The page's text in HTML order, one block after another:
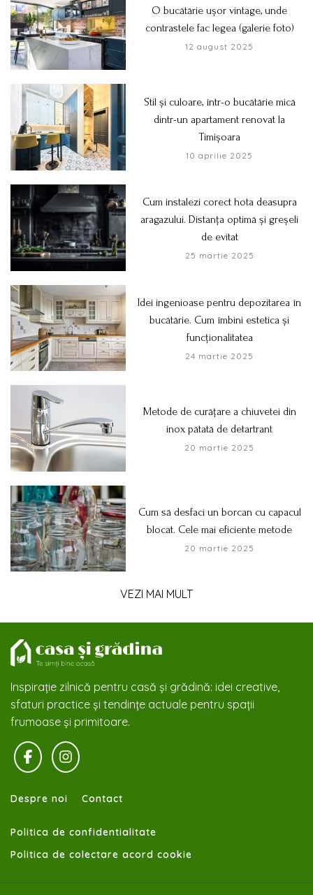
O bucătărie ușor vintage, unde
contrastele fac legea (galerie foto)
12 august 2025
Stil și culoare, într-o bucătărie mică
dintr-un apartament renovat la
Timișoara
10 aprilie 2025
Cum instalezi corect hota deasupra
aragazului. Distanța optimă și greșeli
de evitat
25 martie 2025
Idei ingenioase pentru depozitarea în
bucătărie. Cum îmbini estetica și
funcționalitatea
24 martie 2025
Metode de curățare a chiuvetei din
inox pătată de detartrant
20 martie 2025
Cum să desfaci un borcan cu capacul
blocat. Cele mai eficiente metode
20 martie 2025
VEZI MAI MULT
Inspirație zilnică pentru casă și grădină: idei creative,
sfaturi practice și tendințe actuale pentru spații
frumoase și primitoare.
Despre noi Contact
Politica de confidentialitate
Politica de colectare acord cookie